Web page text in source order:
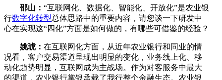
邵山： “互联网化、数据化、智能化、开放化”是农业银
行数字化转型总体思路中的重要内容，请您谈一下研发中
心在实现这“四化”方面是如何做的，有哪些可借鉴的经验？
姚琥： 在互联网化方面，从近年农业银行和同业的情
况看，客户交易渠道呈现出明显的变化，业务线上化、移
动化趋势明显，互联网成为主战场。作为对客服务中最大
的渠道，农业银行掌银承载了我行整个金融生态。农业银